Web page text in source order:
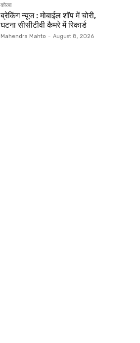
कोरबा
ब्रेकिंग न्यूज : मोबाईल शॉप में चोरी,
घटना सीसीटीवी कैमरे में रिकार्ड
Mahendra Mahto - August 8, 2026